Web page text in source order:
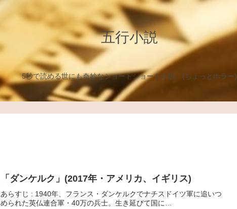
五行小説
5秒で読める世にも奇妙なショートショート小説。(ちょっとホラー)
「ダンケルク」(2017年・アメリカ、イギリス)
あらすじ : 1940年、フランス・ダンケルクでナチスドイツ軍に追いつ
められた英仏連合軍・40万の兵士。生き延びて国に…